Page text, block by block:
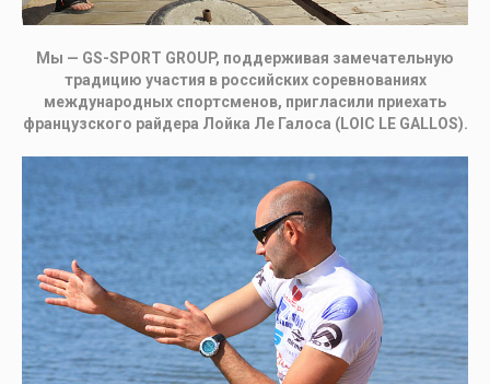
Мы — GS-SPORT GROUP, поддерживая замечательную
традицию участия в российских соревнованиях
международных спортсменов, пригласили приехать
французского райдера Лойка Ле Галоса (LOIC LE GALLOS).